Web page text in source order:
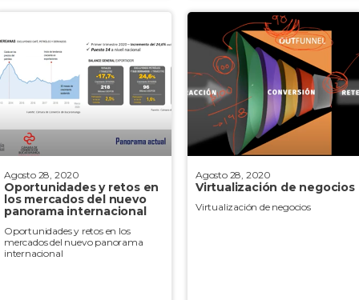
Agosto 28, 2020
Oportunidades y retos en
los mercados del nuevo
panorama internacional
Oportunidades y retos en los
mercados del nuevo panorama
internacional
Agosto 28, 2020
Virtualización de negocios
Virtualización de negocios